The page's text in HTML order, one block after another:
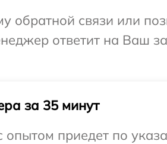
обратной связи или
ответит на Ваш
за 35 минут
приедет по